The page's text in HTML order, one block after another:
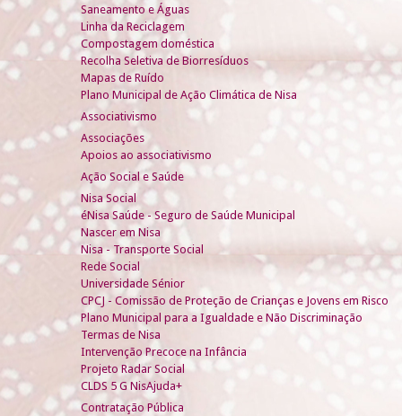
Saneamento e Águas
Linha da Reciclagem
Compostagem doméstica
Recolha Seletiva de Biorresíduos
Mapas de Ruído
Plano Municipal de Ação Climática de Nisa
Associativismo
Associações
Apoios ao associativismo
Ação Social e Saúde
Nisa Social
éNisa Saúde - Seguro de Saúde Municipal
Nascer em Nisa
Nisa - Transporte Social
Rede Social
Universidade Sénior
CPCJ - Comissão de Proteção de Crianças e Jovens em Risco
Plano Municipal para a Igualdade e Não Discriminação
Termas de Nisa
Intervenção Precoce na Infância
Projeto Radar Social
CLDS 5 G NisAjuda+
Contratação Pública